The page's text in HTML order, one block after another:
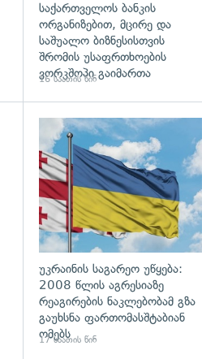
საქართველოს ბანკის
ორგანიზებით, მცირე და
საშუალო ბიზნესისთვის
შრომის უსაფრთხოების
ვორკშოპი გაიმართა
16 საათის წინ
უკრაინის საგარეო უწყება:
2008 წლის აგრესიაზე
რეაგირების ნაკლებობამ გზა
გაუხსნა ფართომასშტაბიან
ომებს
17 საათის წინ